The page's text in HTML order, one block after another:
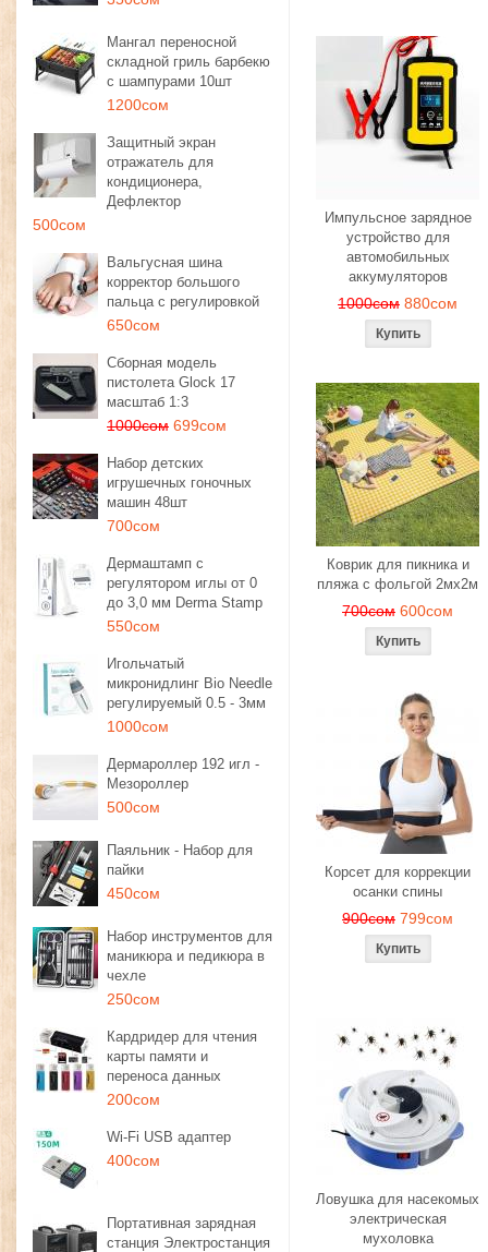
Мангал переносной
складной гриль барбекю
с шампурами 10шт
1200сом
Защитный экран
отражатель для
кондиционера,
Дефлектор
500сом
Вальгусная шина
корректор большого
пальца с регулировкой
650сом
Сборная модель
пистолета Glock 17
масштаб 1:3
1000сом 699сом
Набор детских
игрушечных гоночных
машин 48шт
700сом
Дермаштамп с
регулятором иглы от 0
до 3,0 мм Derma Stamp
550сом
Игольчатый
микронидлинг Bio Needle
регулируемый 0.5 - 3мм
1000сом
Дермароллер 192 игл -
Мезороллер
500сом
Паяльник - Набор для
пайки
450сом
Набор инструментов для
маникюра и педикюра в
чехле
250сом
Кардридер для чтения
карты памяти и
переноса данных
200сом
Wi-Fi USB адаптер
400сом
Портативная зарядная
станция Электростанция
Импульсное зарядное
устройство для
автомобильных
аккумуляторов
1000сом 880сом
Коврик для пикника и
пляжа с фольгой 2мх2м
700сом 600сом
Корсет для коррекции
осанки спины
900сом 799сом
Ловушка для насекомых
электрическая
мухоловка